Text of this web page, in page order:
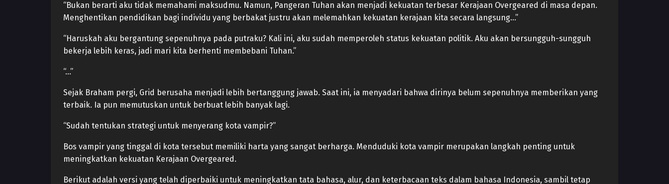
“Bukan berarti aku tidak memahami maksudmu. Namun, Pangeran Tuhan akan menjadi kekuatan terbesar Kerajaan Overgeared di masa depan.
Menghentikan pendidikan bagi individu yang berbakat justru akan melemahkan kekuatan kerajaan kita secara langsung…”
“Haruskah aku bergantung sepenuhnya pada putraku? Kali ini, aku sudah memperoleh status kekuatan politik. Aku akan bersungguh-sungguh
bekerja lebih keras, jadi mari kita berhenti membebani Tuhan.”
“…”
Sejak Braham pergi, Grid berusaha menjadi lebih bertanggung jawab. Saat ini, ia menyadari bahwa dirinya belum sepenuhnya memberikan yang
terbaik. Ia pun memutuskan untuk berbuat lebih banyak lagi.
“Sudah tentukan strategi untuk menyerang kota vampir?”
Bos vampir yang tinggal di kota tersebut memiliki harta yang sangat berharga. Menduduki kota vampir merupakan langkah penting untuk
meningkatkan kekuatan Kerajaan Overgeared.
Berikut adalah versi yang telah diperbaiki untuk meningkatkan tata bahasa, alur, dan keterbacaan teks dalam bahasa Indonesia, sambil tetap